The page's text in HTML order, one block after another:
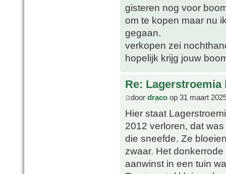
gisteren nog voor
om te kopen maar nu
gegaan.
verkopen zei
hopelijk krijg jouw
Re:
door draco op 31 maart
Hier staat
2012 verloren, dat
die sneefde. Ze
zwaar. Het
aanwinst in een tuin